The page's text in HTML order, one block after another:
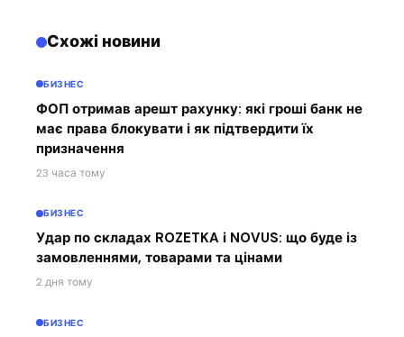
Схожі новини
БИЗНЕС
ФОП отримав арешт рахунку: які гроші банк не
має права блокувати і як підтвердити їх
призначення
23 часа тому
БИЗНЕС
Удар по складах ROZETKA і NOVUS: що буде із
замовленнями, товарами та цінами
2 дня тому
БИЗНЕС